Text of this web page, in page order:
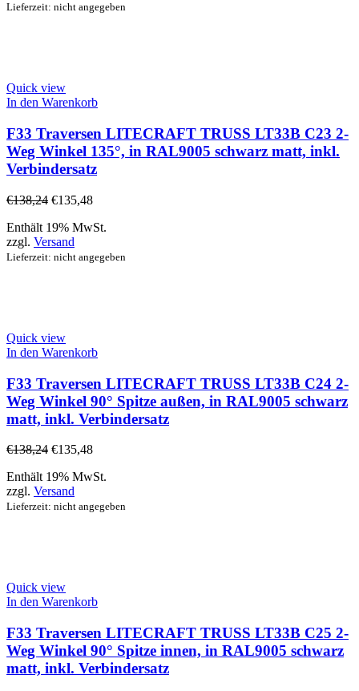
Lieferzeit: nicht angegeben
Quick view
In den Warenkorb
F33 Traversen LITECRAFT TRUSS LT33B C23 2-
Weg Winkel 135°, in RAL9005 schwarz matt, inkl.
Verbindersatz
€138,24 €135,48
Enthält 19% MwSt.
zzgl. Versand
Lieferzeit: nicht angegeben
Quick view
In den Warenkorb
F33 Traversen LITECRAFT TRUSS LT33B C24 2-
Weg Winkel 90° Spitze außen, in RAL9005 schwarz
matt, inkl. Verbindersatz
€138,24 €135,48
Enthält 19% MwSt.
zzgl. Versand
Lieferzeit: nicht angegeben
Quick view
In den Warenkorb
F33 Traversen LITECRAFT TRUSS LT33B C25 2-
Weg Winkel 90° Spitze innen, in RAL9005 schwarz
matt, inkl. Verbindersatz